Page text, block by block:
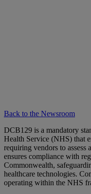
Back to the Newsroom
DCB129 is a mandatory
Health Service (NHS) that
requiring vendors to assess
ensures compliance with
Commonwealth,
healthcare technologies.
operating within the NHS